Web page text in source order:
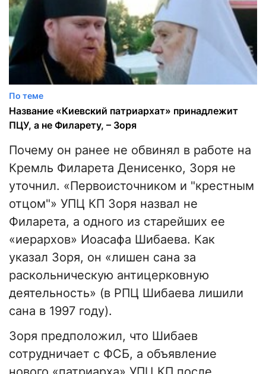
По теме
Название «Киевский патриархат» принадлежит
ПЦУ, а не Филарету, – Зоря
Почему он ранее не обвинял в работе на
Кремль Филарета Денисенко, Зоря не
уточнил. «Первоисточником и "крестным
отцом"» УПЦ КП Зоря назвал не
Филарета, а одного из старейших ее
«иерархов» Иоасафа Шибаева. Как
указал Зоря, он «лишен сана за
раскольническую антицерковную
деятельность» (в РПЦ Шибаева лишили
сана в 1997 году).
Зоря предположил, что Шибаев
сотрудничает с ФСБ, а объявление